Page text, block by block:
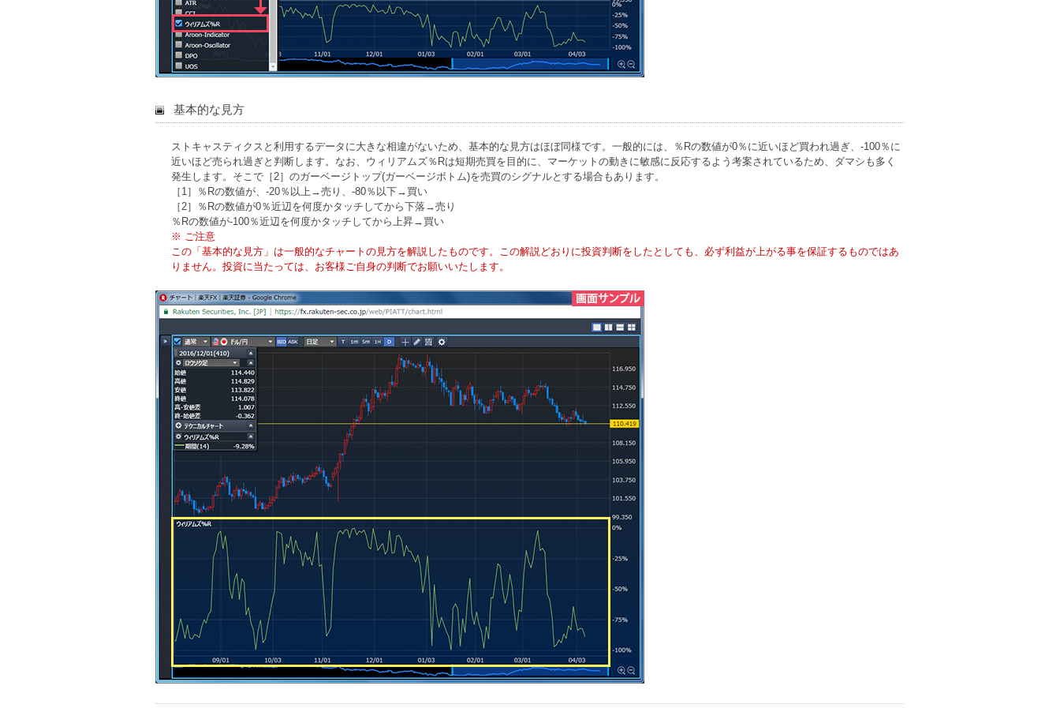
基本的な見方
ストキャスティクスと利用するデータに大きな相違がないため、基本的な見方はほぼ同様です。一般的には、％Rの数値が0％に近いほど買われ過ぎ、-100％に
近いほど売られ過ぎと判断します。なお、ウィリアムズ％Rは短期売買を目的に、マーケットの動きに敏感に反応するよう考案されているため、ダマシも多く
発生します。そこで［2］のガーベージトップ(ガーベージボトム)を売買のシグナルとする場合もあります。
［1］％Rの数値が、-20％以上→売り、-80％以下→買い
［2］％Rの数値が0％近辺を何度かタッチしてから下落→売り
％Rの数値が-100％近辺を何度かタッチしてから上昇→買い
※ ご注意
この「基本的な見方」は一般的なチャートの見方を解説したものです。この解説どおりに投資判断をしたとしても、必ず利益が上がる事を保証するものではあ
りません。投資に当たっては、お客様ご自身の判断でお願いいたします。